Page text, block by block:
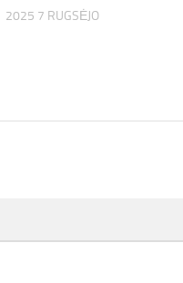
2025 7 RUGSĖJO